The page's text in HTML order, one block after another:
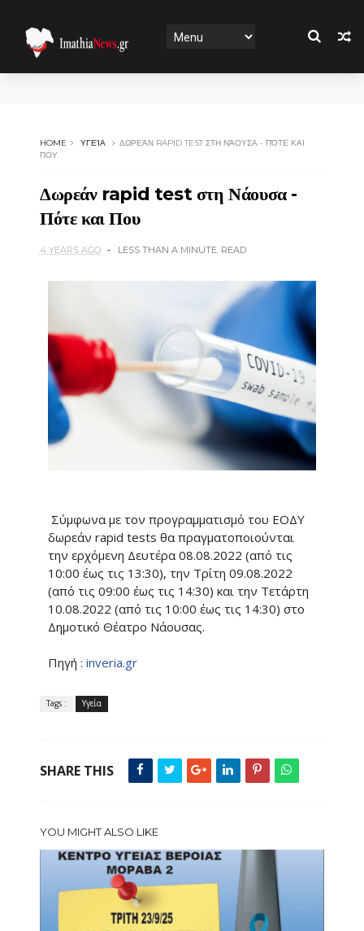
HOME ΥΓΕΊΑ
ΔΩΡΕΆΝ RAPID TEST ΣΤΗ ΝΆΟΥΣΑ - ΠΌΤΕ ΚΑΙ
ΠΟΥ
Δωρεάν rapid test στη Νάουσα -
Πότε και Που
4 YEARS AGO LESS THAN A MINUTE READ
Σύμφωνα με τον προγραμματισμό του ΕΟΔΥ
δωρεάν rapid tests θα πραγματοποιούνται
την ερχόμενη Δευτέρα 08.08.2022 (από τις
10:00 έως τις 13:30), την Τρίτη 09.08.2022
(από τις 09:00 έως τις 14:30) και την Τετάρτη
10.08.2022 (από τις 10:00 έως τις 14:30) στο
Δημοτικό Θέατρο Νάουσας.
Πηγή : inveria.gr
Tags : Υγεία
SHARE THIS
YOU MIGHT ALSO LIKE